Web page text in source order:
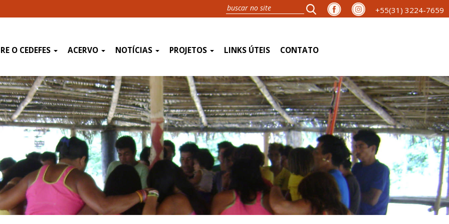
+55(31) 3224-7659
O CEDEFES ACERVO NOTÍCIAS PROJETOS LINKS ÚTEIS CONTATO